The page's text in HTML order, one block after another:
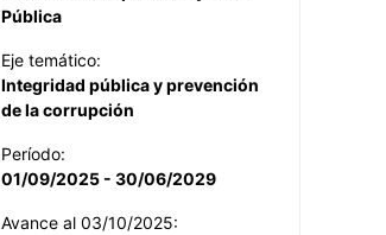
Pública
Eje temático:
Integridad pública y prevención
de la corrupción
Período:
01/09/2025 - 30/06/2029
Avance al 03/10/2025: